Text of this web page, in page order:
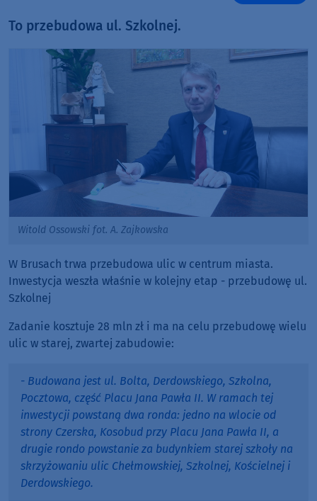
To przebudowa ul. Szkolnej.
Witold Ossowski fot. A. Zajkowska
W Brusach trwa przebudowa ulic w centrum miasta.
Inwestycja weszła właśnie w kolejny etap - przebudowę ul.
Szkolnej
Zadanie kosztuje 28 mln zł i ma na celu przebudowę wielu
ulic w starej, zwartej zabudowie:
- Budowana jest ul. Bolta, Derdowskiego, Szkolna,
Pocztowa, część Placu Jana Pawła II. W ramach tej
inwestycji powstaną dwa ronda: jedno na wlocie od
strony Czerska, Kosobud przy Placu Jana Pawła II, a
drugie rondo powstanie za budynkiem starej szkoły na
skrzyżowaniu ulic Chełmowskiej, Szkolnej, Kościelnej i
Derdowskiego.